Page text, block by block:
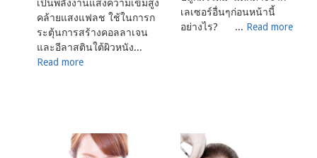
เป็นพลังงานแสงความเข้มสูง
คล้ายแสงแฟลช ใช้ในการก
ระตุ้นการสร้างคอลลาเจน
และอีลาสตินใต้ผิวหนัง...
Read more
เลเซอร์อื่นๆก่อนหน้านี้
อย่างไร? ... Read more